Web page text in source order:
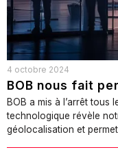
4 octobre 2024
BOB nous fait
BOB a mis à l’arrêt tous
technologique révèle
géolocalisation et